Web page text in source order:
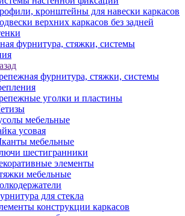
кронштейны для навески каркасов
верхних каркасов без задней
фурнитура, стяжки, системы
фурнитура, стяжки, системы
уголки и пластины
мебельные
усовая
мебельные
шестигранники
элементы
мебельные
для стекла
конструкции каркасов